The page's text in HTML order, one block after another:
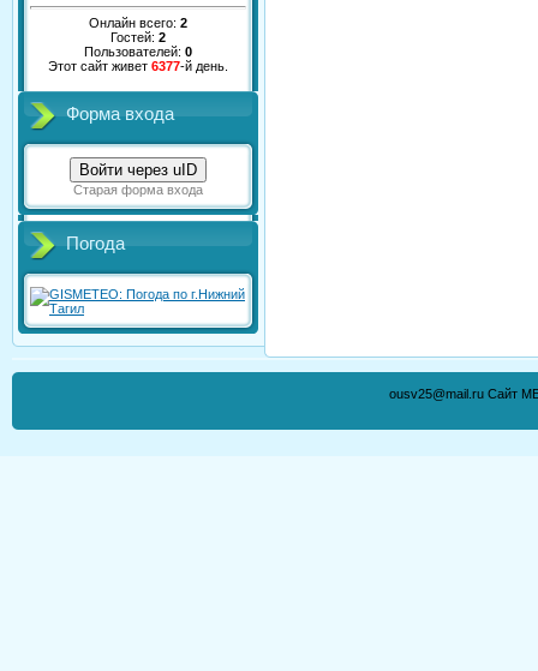
Онлайн всего: 2
Гостей: 2
Пользователей: 0
Этот сайт живет 6377-й день.
Форма входа
Войти через uID
Старая форма входа
Погода
ousv25@mail.ru Сайт